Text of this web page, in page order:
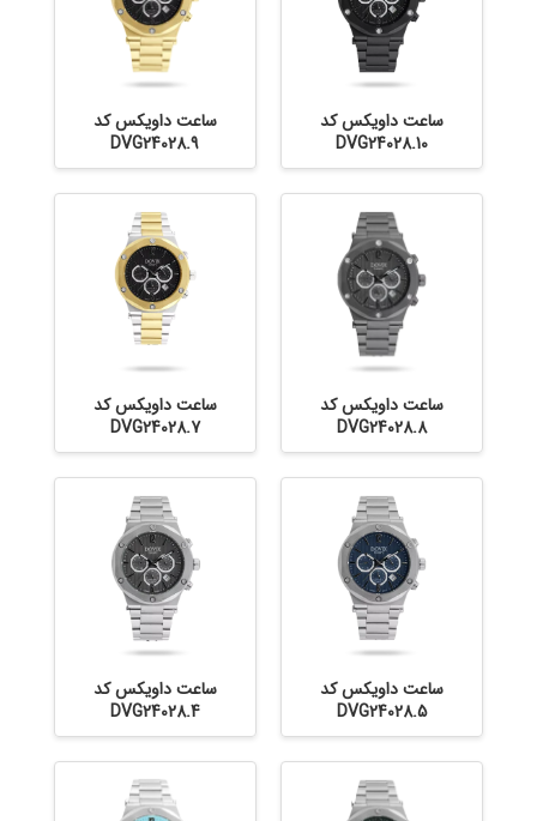
ساعت داویکس کد
DVG24028.10
ساعت داویکس کد
DVG24028.9
ساعت داویکس کد
DVG24028.8
ساعت داویکس کد
DVG24028.7
ساعت داویکس کد
DVG24028.5
ساعت داویکس کد
DVG24028.4